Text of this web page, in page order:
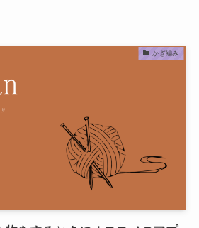
かぎ編み